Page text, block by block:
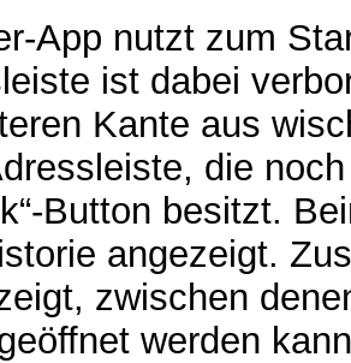
App nutzt zum
ist dabei
Kante aus
die
Button besitzt.
angezeigt.
zwischen
werden